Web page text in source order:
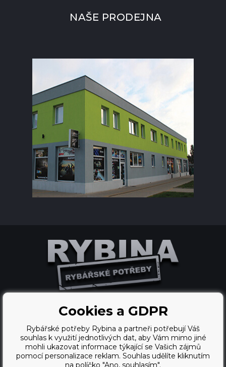
NAŠE PRODEJNA
Pronájem eshopu zajišťuje
BINARGON.cz
webdesign
Vortex Vision.cz
Cookies a GDPR
Rybářské potřeby Rybina a partneři potřebují Váš
souhlas k využití jednotlivých dat, aby Vám mimo jiné
mohli ukazovat informace týkající se Vašich zájmů
pomocí personalizace reklam. Souhlas udělíte kliknutím
na políčko "Ano, souhlasím".